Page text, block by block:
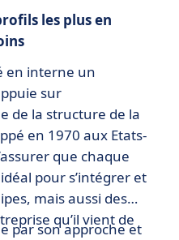
les plus en
en interne un
sur
de la structure de la
en 1970 aux Etats-
que chaque
pour s’intégrer et
mais aussi des
qu’il vient de
par son approche et